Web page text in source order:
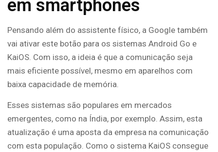
em smartphones
Pensando além do assistente físico, a Google também
vai ativar este botão para os sistemas Android Go e
KaiOS. Com isso, a ideia é que a comunicação seja
mais eficiente possível, mesmo em aparelhos com
baixa capacidade de memória.
Esses sistemas são populares em mercados
emergentes, como na Índia, por exemplo. Assim, esta
atualização é uma aposta da empresa na comunicação
com esta população. Como o sistema KaiOS consegue